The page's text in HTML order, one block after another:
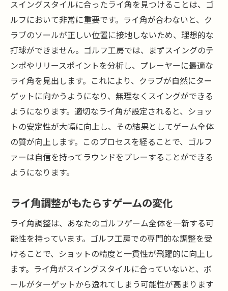
スイングスタイルに合ったライ角を見つけることは、ゴ
ルフにおいて非常に重要です。ライ角が合わないと、ク
ラブのソールが正しい位置に接地しないため、理想的な
打球ができません。ゴルフ工房では、まずスイングのテ
ンポやリリースポイントを分析し、プレーヤーに最適な
ライ角を見出します。これにより、クラブが自然にター
ゲットに向かうようになり、無理なくスイングができる
ようになります。適切なライ角が設定されると、ショッ
トの安定性が大幅に向上し、その結果としてゲーム全体
の質が向上します。このプロセスを経ることで、ゴルフ
ァーは自信を持ってラウンドをプレーすることができる
ようになります。
ライ角調整がもたらすゲームの変化
ライ角調整は、あなたのゴルフゲーム全体を一新する可
能性を持っています。ゴルフ工房での専門的な調整を受
けることで、ショットの精度と一貫性が飛躍的に向上し
ます。ライ角がスイングスタイルに合っていないと、ボ
ールがターゲットから逸れてしまう可能性が高まります